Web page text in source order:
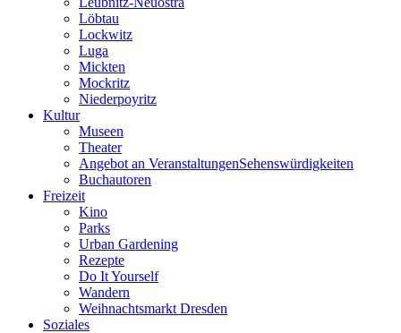
Löbtau
Lockwitz
Luga
Mickten
Mockritz
Niederpoyritz
Kultur
Museen
Theater
Angebot an VeranstaltungenSehenswürdigkeiten
Buchautoren
Freizeit
Kino
Parks
Urban Gardening
Rezepte
Do It Yourself
Wandern
Weihnachtsmarkt Dresden
Soziales